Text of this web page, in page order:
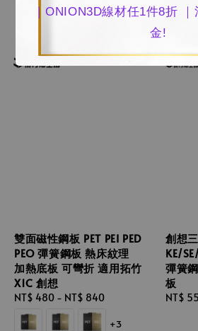
｜ONION3D線材任1件8折
金!
雙面磁性鋼板 PET PEI PED
PEO 彈簧鋼板 熱床紋理
加熱底板 可彎折 適用拓竹
X1C 創想
Regular
price
NT$ 480 - NT$ 840
+3
創想
KE/
彈簧
板
NT$